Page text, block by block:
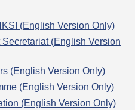
(English Version Only)
Secretariat (English Version
(English Version Only)
(English Version Only)
(English Version Only)